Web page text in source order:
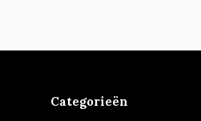
Categorieën